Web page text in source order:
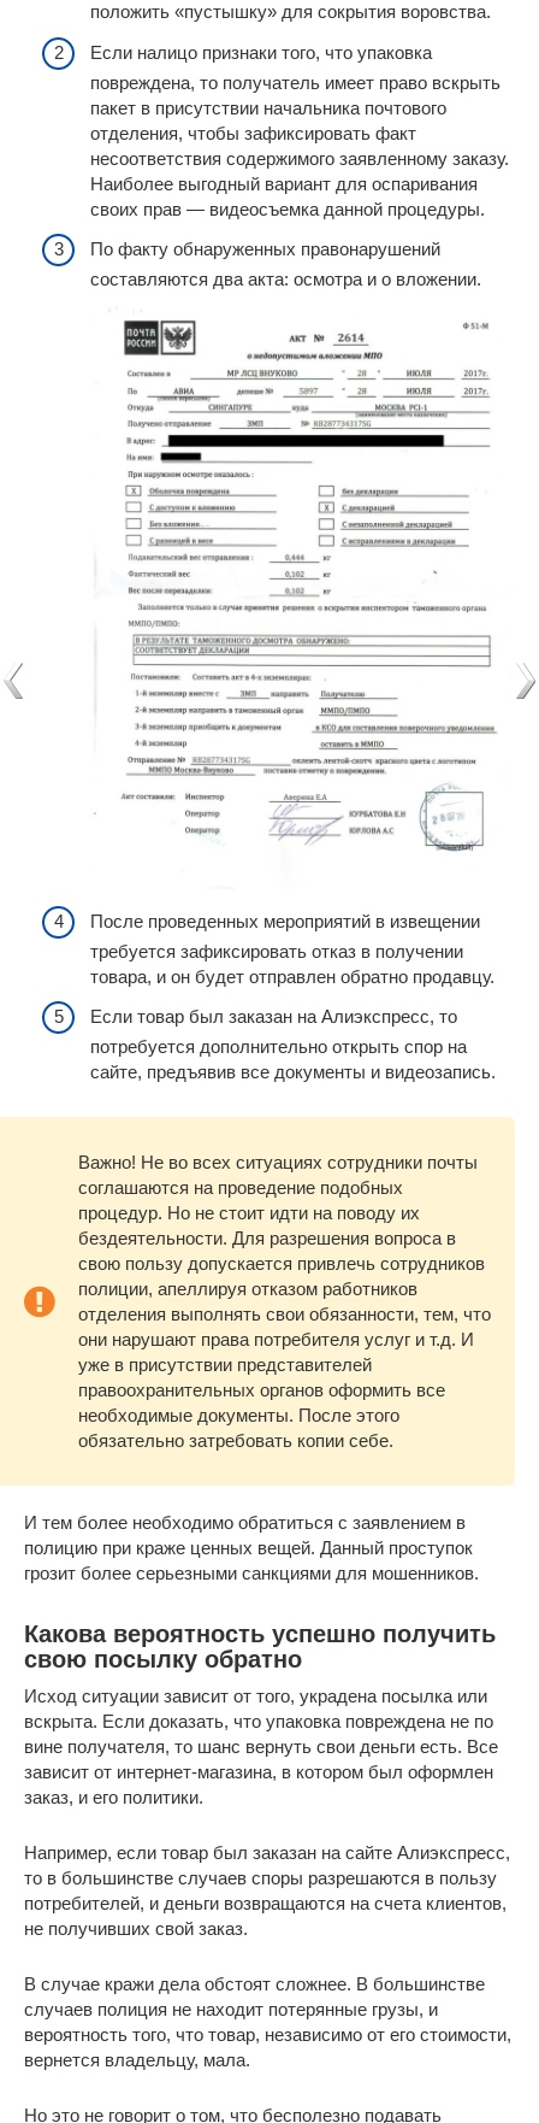
положить «пустышку» для сокрытия воровства.
Если налицо признаки того, что упаковка
повреждена, то получатель имеет право вскрыть
пакет в присутствии начальника почтового
отделения, чтобы зафиксировать факт
несоответствия содержимого заявленному заказу.
Наиболее выгодный вариант для оспаривания
своих прав — видеосъемка данной процедуры.
По факту обнаруженных правонарушений
составляются два акта: осмотра и о вложении.
После проведенных мероприятий в извещении
требуется зафиксировать отказ в получении
товара, и он будет отправлен обратно продавцу.
Если товар был заказан на Алиэкспресс, то
потребуется дополнительно открыть спор на
сайте, предъявив все документы и видеозапись.
Важно! Не во всех ситуациях сотрудники почты
соглашаются на проведение подобных
процедур. Но не стоит идти на поводу их
бездеятельности. Для разрешения вопроса в
свою пользу допускается привлечь сотрудников
полиции, апеллируя отказом работников
отделения выполнять свои обязанности, тем, что
они нарушают права потребителя услуг и т.д. И
уже в присутствии представителей
правоохранительных органов оформить все
необходимые документы. После этого
обязательно затребовать копии себе.
И тем более необходимо обратиться с заявлением в
полицию при краже ценных вещей. Данный проступок
грозит более серьезными санкциями для мошенников.
Какова вероятность успешно получить
свою посылку обратно
Исход ситуации зависит от того, украдена посылка или
вскрыта. Если доказать, что упаковка повреждена не по
вине получателя, то шанс вернуть свои деньги есть. Все
зависит от интернет-магазина, в котором был оформлен
заказ, и его политики.
Например, если товар был заказан на сайте Алиэкспресс,
то в большинстве случаев споры разрешаются в пользу
потребителей, и деньги возвращаются на счета клиентов,
не получивших свой заказ.
В случае кражи дела обстоят сложнее. В большинстве
случаев полиция не находит потерянные грузы, и
вероятность того, что товар, независимо от его стоимости,
вернется владельцу, мала.
Но это не говорит о том, что бесполезно подавать